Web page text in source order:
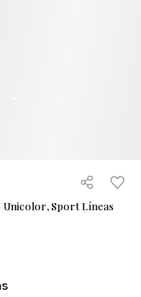
Unicolor, Sport Líneas